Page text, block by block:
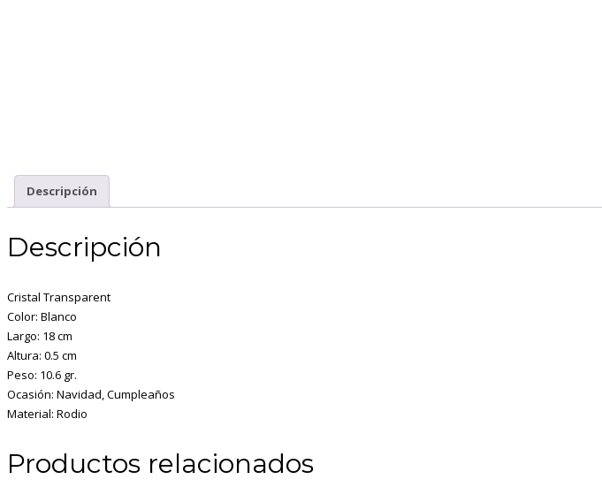
Descripción
Descripción
Cristal Transparent
Color: Blanco
Largo: 18 cm
Altura: 0.5 cm
Peso: 10.6 gr.
Ocasión: Navidad, Cumpleaños
Material: Rodio
Productos relacionados